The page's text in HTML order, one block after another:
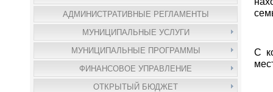
АДМИНИСТРАТИВНЫЕ РЕГЛАМЕНТЫ
МУНИЦИПАЛЬНЫЕ УСЛУГИ
МУНИЦИПАЛЬНЫЕ ПРОГРАММЫ
ФИНАНСОВОЕ УПРАВЛЕНИЕ
ОТКРЫТЫЙ БЮДЖЕТ
С